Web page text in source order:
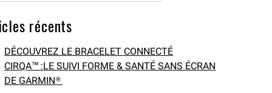
récents
DÉCOUVREZ LE BRACELET CONNECTÉ
CIRQA™ :LE SUIVI FORME & SANTÉ SANS ÉCRAN
DE GARMIN®